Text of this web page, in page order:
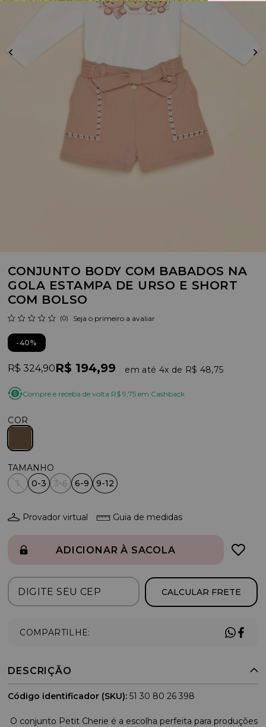
CONJUNTO BODY COM BABADOS NA
GOLA ESTAMPA DE URSO E SHORT
COM BOLSO
(0) Seja o primeiro a avaliar
40%
R$ 324,90R$ 194,99 4x R$ 48,75
Compre e receba de volta R$ 9,75 em Cashback
COR
1 0-3 3-6 6-9 9-12
Provador virtual Guia de medidas
ADICIONAR À SACOLA
CALCULAR FRETE
COMPARTILHE:
DESCRIÇÃO
Código identificador (SKU): 51 30 80 26 398
O conjunto Petit Cherie é a escolha perfeita para produções